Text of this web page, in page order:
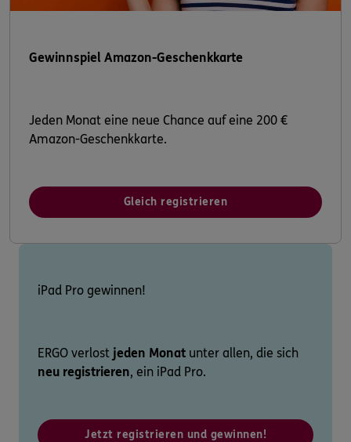
Gewinnspiel Amazon-Geschenkkarte
Jeden Monat eine neue Chance auf eine 200 €
Amazon-Geschenkkarte.
Gleich registrieren
iPad Pro gewinnen!
ERGO verlost jeden Monat unter allen, die sich
neu registrieren, ein iPad Pro.
Jetzt registrieren und gewinnen!